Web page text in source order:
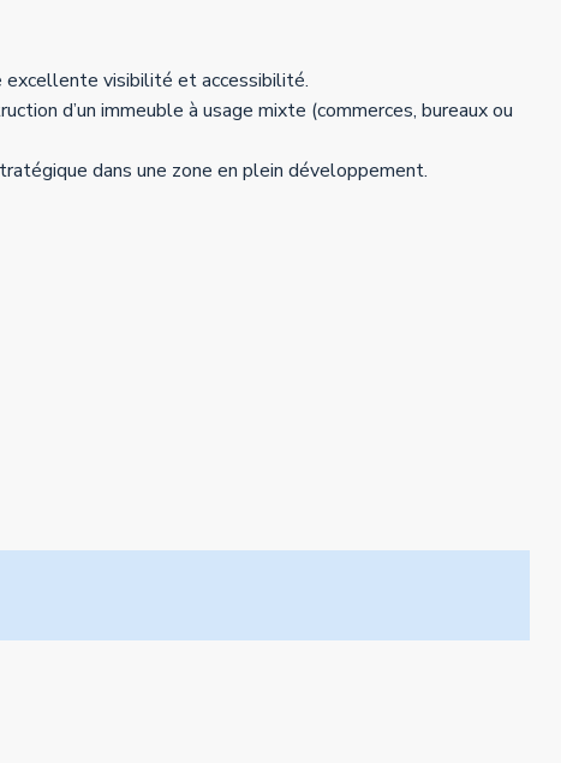
excellente visibilité et accessibilité.
d’un immeuble à usage mixte (commerces, bureaux ou
dans une zone en plein développement.